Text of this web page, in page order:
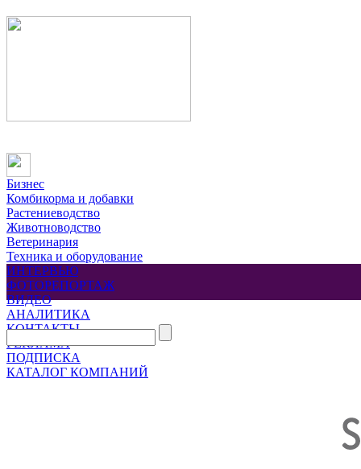
Бизнес
Комбикорма и добавки
Растениеводство
Животноводство
Ветеринария
Техника и оборудование
ИНТЕРВЬЮ
ФОТОРЕПОРТАЖ
ВИДЕО
АНАЛИТИКА
КОНТАКТЫ
РЕКЛАМА
ПОДПИСКА
КАТАЛОГ КОМПАНИЙ